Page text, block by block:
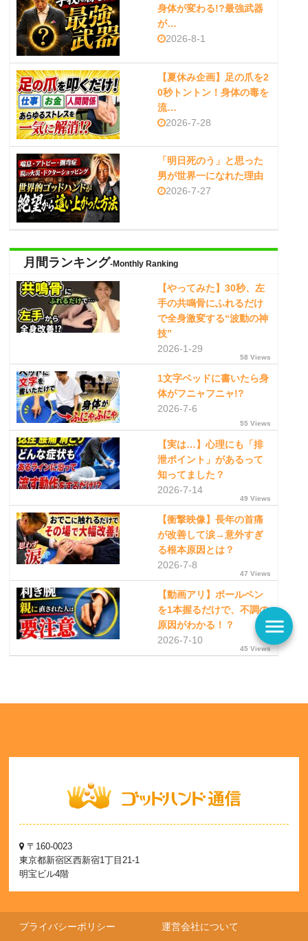
身体が変わる!?最強武器
が…
2026-8-1
【夏休み企画】足の爪を2
0秒トントン！身体の毒を
流…
2026-7-28
「明日死のう」と思った
男が世界一になれた理由
2026-7-27
月間ランキング-Monthly Ranking
【やってみた】30秒、左
手の共鳴骨にふれるだけ
で全身激変する“波動の神
技”
2026-1-29
58 Views
1文字ベッドに書いたら身
体がフニャフニャ!?
2026-7-6
55 Views
【実は…】心理にも「排
泄ポイント」があるって
知ってました？
2026-7-14
49 Views
【衝撃映像】長年の首痛
が改善して涙→意外すぎ
る根本原因とは？
2026-7-8
47 Views
【動画アリ】ボールペン
を1本握るだけで、不調の
原因がわかる！？
2026-7-10
45 Views
menu
〒160-0023
東京都新宿区西新宿1丁目21-1
明宝ビル4階
プライバシーポリシー 運営会社について